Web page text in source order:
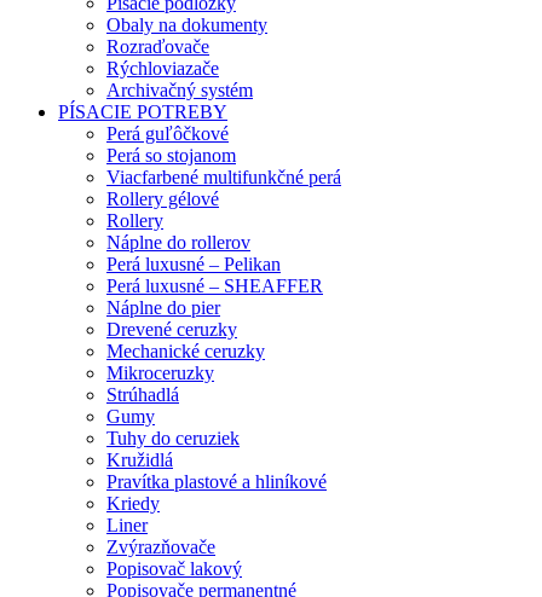
Obaly na dokumenty
Rozraďovače
Rýchloviazače
Archivačný systém
PÍSACIE POTREBY
Perá guľôčkové
Perá so stojanom
Viacfarbené multifunkčné perá
Rollery gélové
Rollery
Náplne do rollerov
Perá luxusné – Pelikan
Perá luxusné – SHEAFFER
Náplne do pier
Drevené ceruzky
Mechanické ceruzky
Mikroceruzky
Strúhadlá
Gumy
Tuhy do ceruziek
Kružidlá
Pravítka plastové a hliníkové
Kriedy
Liner
Zvýrazňovače
Popisovač lakový
Popisovače permanentné